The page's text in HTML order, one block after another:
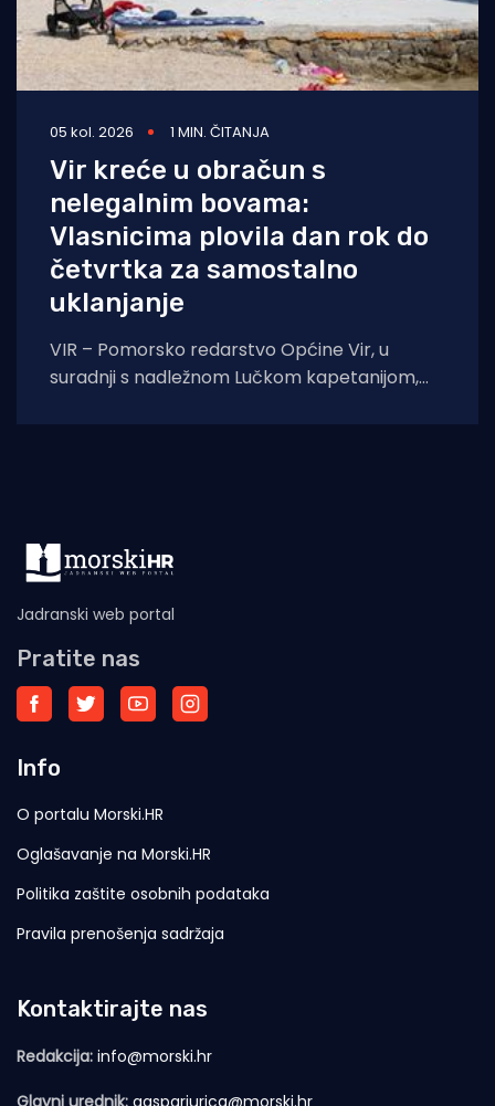
05 kol. 2026 1 MIN. ČITANJA
Vir kreće u obračun s
nelegalnim bovama:
Vlasnicima plovila dan rok do
četvrtka za samostalno
uklanjanje
VIR – Pomorsko redarstvo Općine Vir, u
suradnji s nadležnom Lučkom kapetanijom,
Jadranski web portal
Pratite nas
Info
O portalu Morski.HR
Oglašavanje na Morski.HR
Politika zaštite osobnih podataka
Pravila prenošenja sadržaja
Kontaktirajte nas
Redakcija: info@morski.hr